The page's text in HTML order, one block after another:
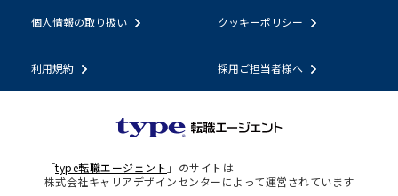
個人情報の取り扱い クッキーポリシー
利用規約 採用ご担当者様へ
「type転職エージェント 」のサイトは
株式会社キャリアデザインセンターによって運営されています